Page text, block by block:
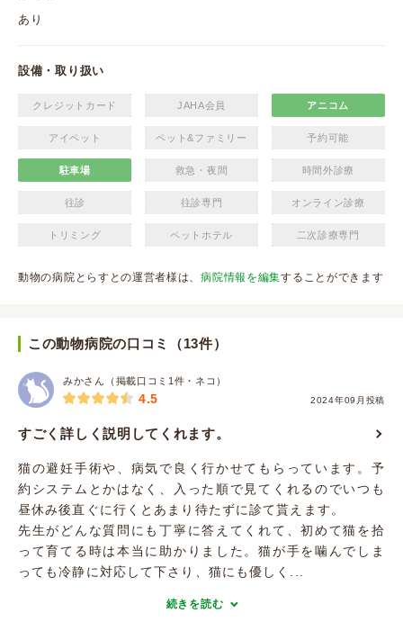
あり
設備・取り扱い
クレジットカード JAHA会員 アニコム
アイペット ペット&ファミリー 予約可能
駐車場 救急・夜間 時間外診療
往診 往診専門 オンライン診療
トリミング ペットホテル 二次診療専門
動物の病院とらすとの運営者様は、病院情報を編集することができます
この動物病院の口コミ（13件）
みかさん（掲載口コミ1件・ネコ）
2024年09月投稿
4.5
すごく詳しく説明してくれます。
猫の避妊手術や、病気で良く行かせてもらっています。予
約システムとかはなく、入った順で見てくれるのでいつも
昼休み後直ぐに行くとあまり待たずに診て貰えます。
先生がどんな質問にも丁寧に答えてくれて、初めて猫を拾
って育てる時は本当に助かりました。猫が手を噛んでしま
っても冷静に対応して下さり、猫にも優しく...
続きを読む